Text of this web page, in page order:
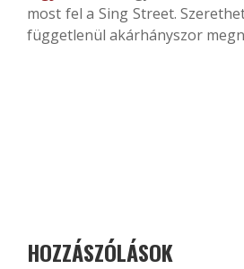
most fel a Sing Street.
függetlenül akárhányszor
HOZZÁSZÓLÁSOK